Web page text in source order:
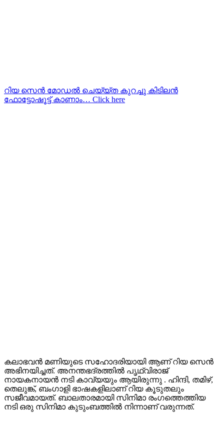
റിയ സെന്‍ മോഡല്‍ ചെയ്യ്ത കുറച്ചു കിടിലന്‍
ഫോട്ടോഷൂട്ട്‌ കാണാം… Click here
കലാഭവൻ മണിയുടെ സഹോദരിയായി ആണ് റിയ സെൻ
അഭിനയിച്ചത്. അനന്തഭദ്രത്തില്‍ പൃഥ്വിരാജ്
നായകനായന്‍ നടി കാവ്യയും ആയിരുന്നു . ഹിന്ദി, തമിഴ്,
തെലുങ്ക്, ബംഗാളി ഭാഷകളിലാണ് റിയ കൂടുതലും
സജീവമായത്. ബാലതാരമായി സിനിമാ രംഗത്തെത്തിയ
നടി ഒരു സിനിമാ കുടുംബത്തിൽ നിന്നാണ് വരുന്നത്.